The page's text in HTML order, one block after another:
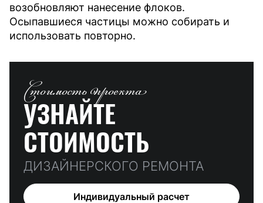
возобновляют нанесение флоков.
Осыпавшиеся частицы можно собирать и
использовать повторно.
Стоимость проекта
УЗНАЙТЕ
СТОИМОСТЬ
ДИЗАЙНЕРСКОГО РЕМОНТА
Индивидуальный расчет